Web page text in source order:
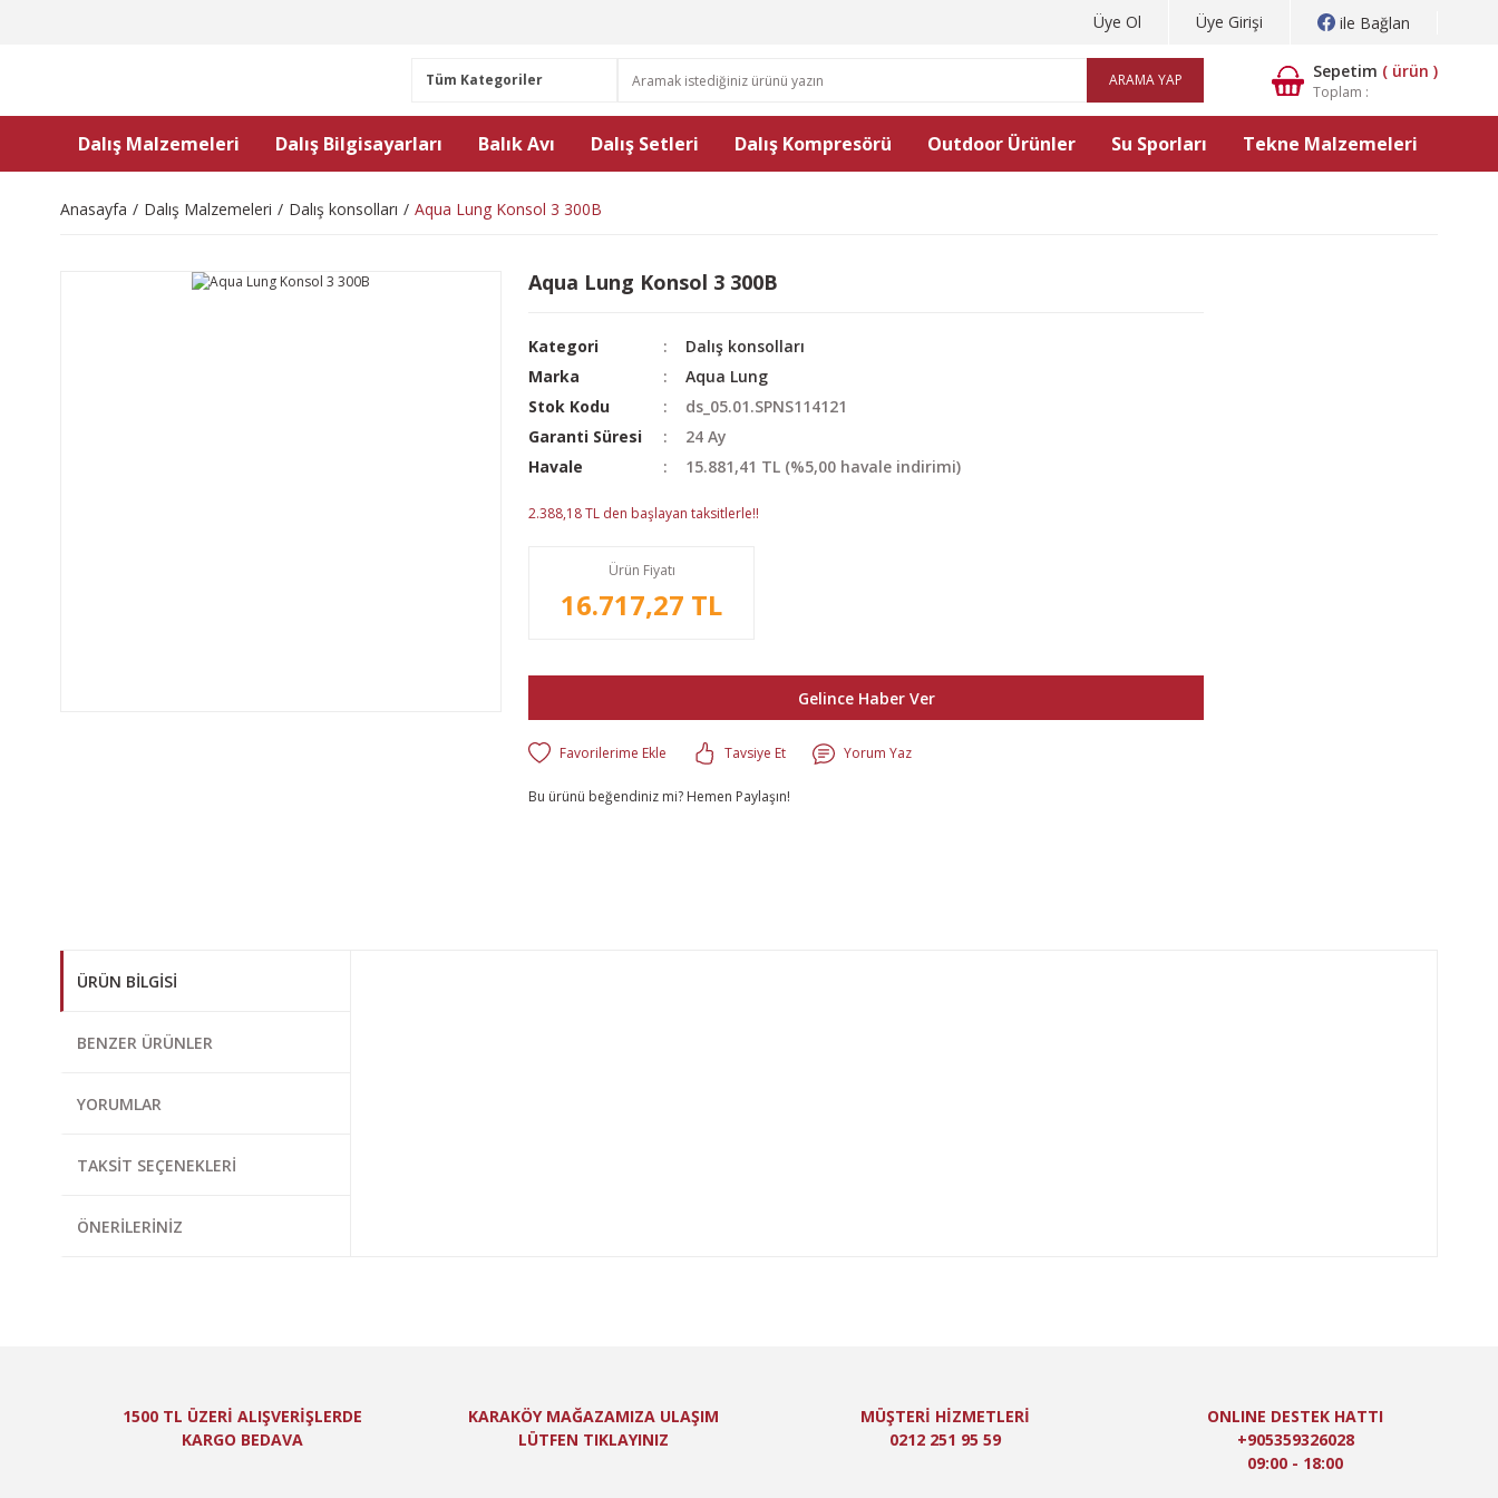
Üye Ol Üye Girişi ile Bağlan
ARAMA YAP Sepetim ( ürün )
Toplam :
Dalış Malzemeleri Dalış Bilgisayarları Balık Avı Dalış Setleri Dalış Kompresörü Outdoor Ürünler Su Sporları Tekne Malzemeleri
Anasayfa Dalış Malzemeleri Dalış konsolları Aqua Lung Konsol 3 300B
Aqua Lung Konsol 3 300B
Kategori
Dalış konsolları
Marka
Aqua Lung
Stok Kodu
ds_05.01.SPNS114121
Garanti Süresi
24 Ay
Havale
15.881,41 TL (%5,00 havale indirimi)
2.388,18 TL den başlayan taksitlerle!!
Ürün Fiyatı
16.717,27 TL
Gelince Haber Ver
Tavsiye Et Yorum Yaz
Bu ürünü beğendiniz mi? Hemen Paylaşın!
ÜRÜN BILGISI
BENZER ÜRÜNLER
YORUMLAR
TAKSIT SEÇENEKLERI
ÖNERILERINIZ
1500 TL ÜZERİ ALIŞVERİŞLERDE
KARGO BEDAVA
KARAKÖY MAĞAZAMIZA ULAŞIM
LÜTFEN TIKLAYINIZ
MÜŞTERİ HİZMETLERİ
0212 251 95 59
ONLINE DESTEK HATTI
+905359326028
09:00 - 18:00